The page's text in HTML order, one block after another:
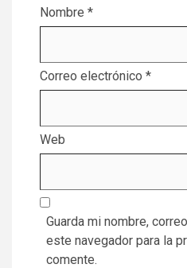
Nombre *
Correo electrónico *
Web
Guarda mi nombre,
este navegador para la
comente.